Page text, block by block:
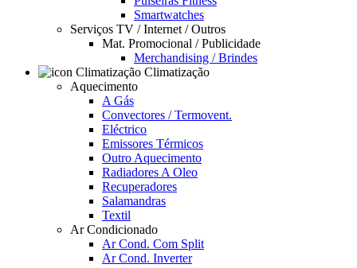
Smartwatches
Serviços TV / Internet / Outros
Mat. Promocional / Publicidade
Merchandising / Brindes
Climatização
Aquecimento
A Gás
Convectores / Termovent.
Eléctrico
Emissores Térmicos
Outro Aquecimento
Radiadores A Oleo
Recuperadores
Salamandras
Textil
Ar Condicionado
Ar Cond. Com Split
Ar Cond. Inverter